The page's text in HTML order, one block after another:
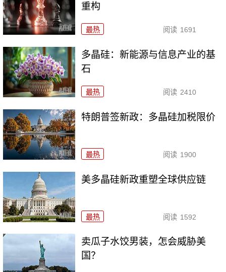
重构
最热 阅读 1691
多晶硅：新能源与信息产业的基
石
最热 阅读 2410
特朗普签新政：多晶硅加税限价
最热 阅读 1900
美多晶硅新政重塑全球供应链
最热 阅读 1592
卖瓜子水饺男装，怎会威胁美
国？